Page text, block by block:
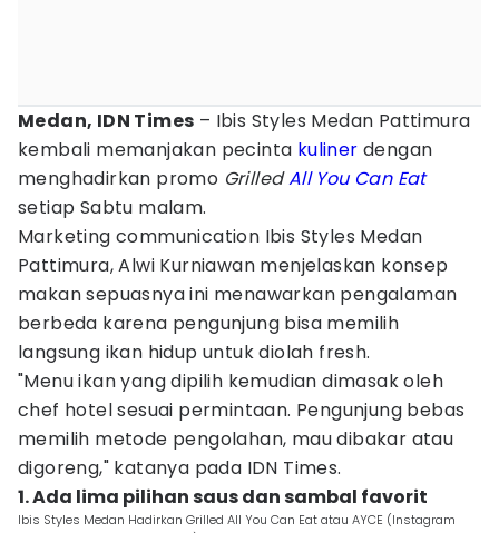
Medan, IDN Times – Ibis Styles Medan Pattimura
kembali memanjakan pecinta kuliner dengan
menghadirkan promo GrilledAll You Can Eat
setiap Sabtu malam.
Marketing communication Ibis Styles Medan
Pattimura, Alwi Kurniawan menjelaskan konsep
makan sepuasnya ini menawarkan pengalaman
berbeda karena pengunjung bisa memilih
langsung ikan hidup untuk diolah fresh.
"Menu ikan yang dipilih kemudian dimasak oleh
chef hotel sesuai permintaan. Pengunjung bebas
memilih metode pengolahan, mau dibakar atau
digoreng," katanya pada IDN Times.
1. Ada lima pilihan saus dan sambal favorit
Ibis Styles Medan Hadirkan Grilled All You Can Eat atau AYCE (Instagram